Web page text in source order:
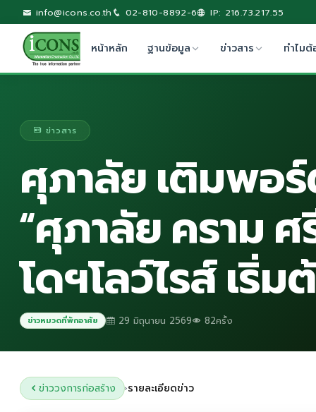
info@icons.co.th 02-810-8892-6 IP: 216.73.217.55
หน้าหลัก ฐานข้อมูล ข่าวสาร ทำไมต้
ข่าวสาร
ศุภาลัย เติมพอ
“ศุภาลัย คราม
โดฯโลว์ไรส์ เริ่ม
ข่าวหมวดที่พักอาศัย 29 มิถุนายน 2569 82ครั้ง
ข่าววงการก่อสร้าง ›รายละเอียดข่าว